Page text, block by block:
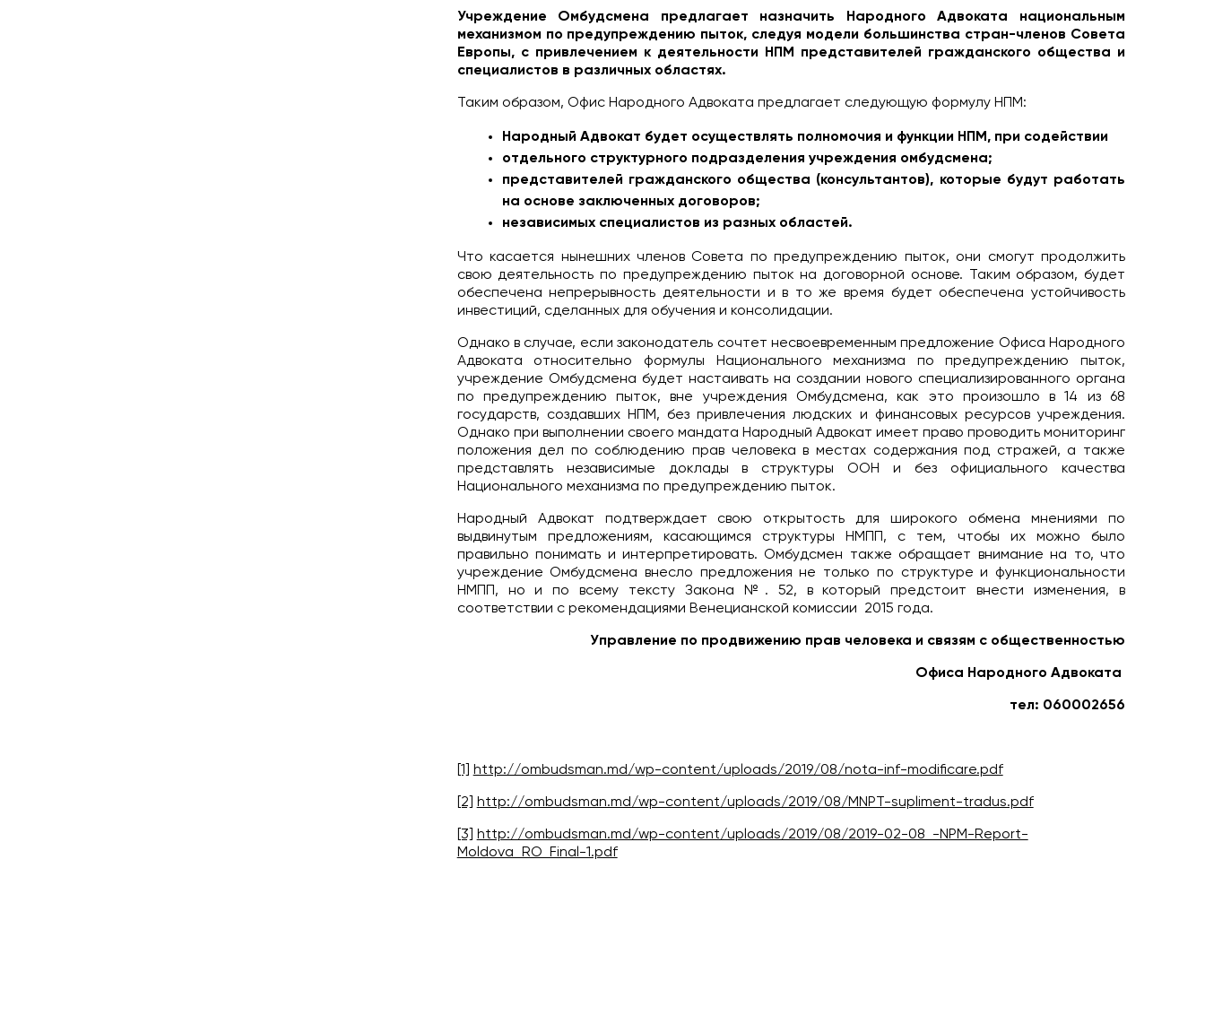
Учреждение Омбудсмена предлагает назначить Народного Адвоката национальным
механизмом по предупреждению пыток, следуя модели большинства стран-членов Совета
Европы, с привлечением к деятельности НПМ представителей гражданского общества и
специалистов в различных областях.
Таким образом, Офис Народного Адвоката предлагает следующую формулу НПМ:
Народный Адвокат будет осуществлять полномочия и функции НПМ, при содействии
отдельного структурного подразделения учреждения омбудсмена;
представителей гражданского общества (консультантов), которые будут работать
на основе заключенных договоров;
независимых специалистов из разных областей.
Что касается нынешних членов Совета по предупреждению пыток, они смогут продолжить
свою деятельность по предупреждению пыток на договорной основе. Таким образом, будет
обеспечена непрерывность деятельности и в то же время будет обеспечена устойчивость
инвестиций, сделанных для обучения и консолидации.
Однако в случае, если законодатель сочтет несвоевременным предложение Офиса Народного
Адвоката относительно формулы Национального механизма по предупреждению пыток,
учреждение Омбудсмена будет настаивать на создании нового специализированного органа
по предупреждению пыток, вне учреждения Омбудсмена, как это произошло в 14 из 68
государств, создавших НПМ, без привлечения людских и финансовых ресурсов учреждения.
Однако при выполнении своего мандата Народный Адвокат имеет право проводить мониторинг
положения дел по соблюдению прав человека в местах содержания под стражей, а также
представлять независимые доклады в структуры ООН и без официального качества
Национального механизма по предупреждению пыток.
Народный Адвокат подтверждает свою открытость для широкого обмена мнениями по
выдвинутым предложениям, касающимся структуры НМПП, с тем, чтобы их можно было
правильно понимать и интерпретировать. Омбудсмен также обращает внимание на то, что
учреждение Омбудсмена внесло предложения не только по структуре и функциональности
НМПП, но и по всему тексту Закона №. 52, в который предстоит внести изменения, в
соответствии с рекомендациями Венецианской комиссии 2015 года.
Управление по продвижению прав человека и связям с общественностью
Офиса Народного Адвоката
тел: 060002656
[1] http://ombudsman.md/wp-content/uploads/2019/08/nota-inf-modificare.pdf
[2] http://ombudsman.md/wp-content/uploads/2019/08/MNPT-supliment-tradus.pdf
[3]
http://ombudsman.md/wp-content/uploads/2019/08/2019-02-08_-NPM-Report-
Moldova_RO_Final-1.pdf